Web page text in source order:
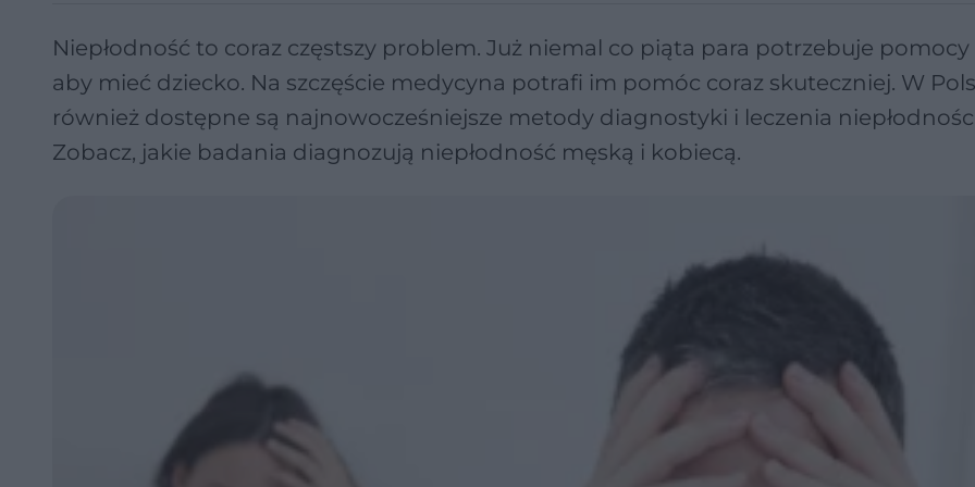
Niepłodność to coraz częstszy problem. Już niemal co piąta para potrzebuje pomocy
aby mieć dziecko. Na szczęście medycyna potrafi im pomóc coraz skuteczniej. W
również dostępne są najnowocześniejsze metody diagnostyki i leczenia
Zobacz, jakie badania diagnozują niepłodność męską i kobiecą.